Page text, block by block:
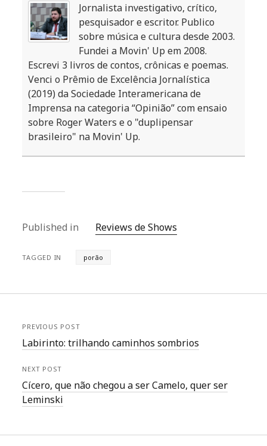
Jornalista investigativo, crítico,
pesquisador e escritor. Publico
sobre música e cultura desde 2003.
Fundei a Movin' Up em 2008.
Escrevi 3 livros de contos, crônicas e poemas.
Venci o Prêmio de Excelência Jornalística
(2019) da Sociedade Interamericana de
Imprensa na categoria “Opinião” com ensaio
sobre Roger Waters e o "duplipensar
brasileiro" na Movin' Up.
Published in Reviews de Shows
TAGGED IN porão
PREVIOUS POST
Labirinto: trilhando caminhos sombrios
NEXT POST
Cícero, que não chegou a ser Camelo, quer ser
Leminski